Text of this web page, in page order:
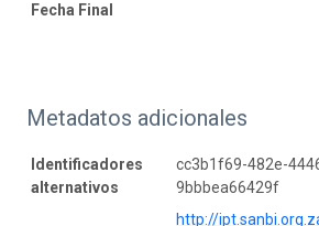
Fecha Final
Metadatos adicionales
Identificadores
alternativos
cc3b1f69-482e-
9bbbea66429f
http://